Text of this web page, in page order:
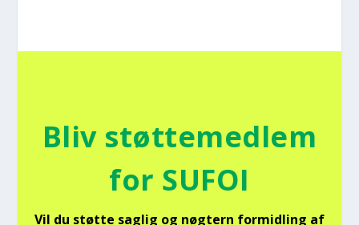
Bliv støt­te­med­lem
for SUFOI
Vil du støt­te sag­lig og nøg­tern for­mid­ling af